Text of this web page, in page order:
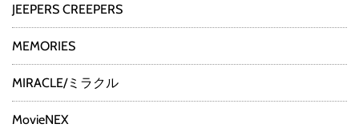
JEEPERS CREEPERS
MEMORIES
MIRACLE/ミラクル
MovieNEX